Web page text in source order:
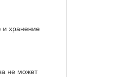
и хранение
не может